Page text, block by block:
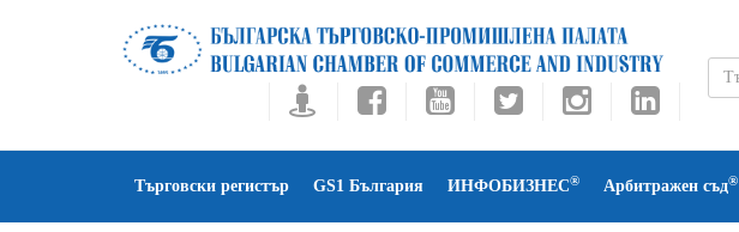
Търговски регистър GS1 България ИНФОБИЗНЕС® Арбитражен съд®